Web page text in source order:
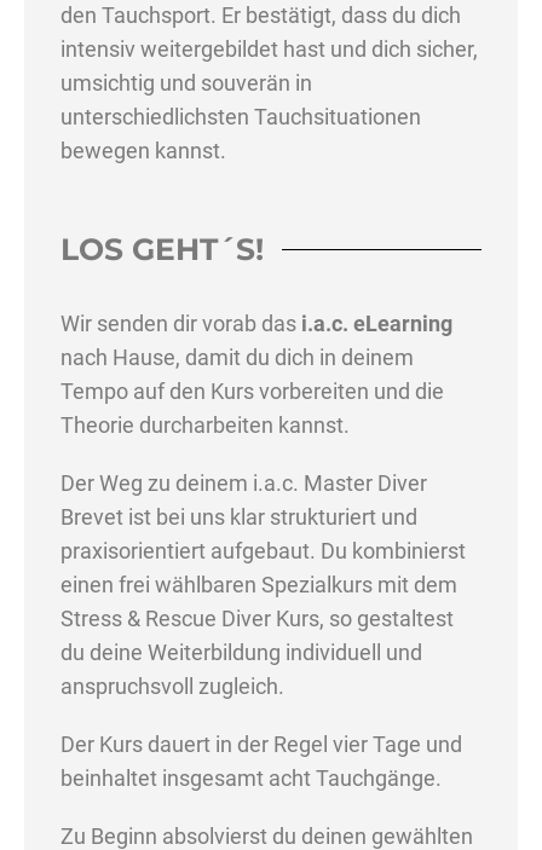
den Tauchsport. Er bestätigt, dass du dich
intensiv weitergebildet hast und dich sicher,
umsichtig und souverän in
unterschiedlichsten Tauchsituationen
bewegen kannst.
LOS GEHT´S!
Wir senden dir vorab das i.a.c. eLearning
nach Hause, damit du dich in deinem
Tempo auf den Kurs vorbereiten und die
Theorie durcharbeiten kannst.
Der Weg zu deinem i.a.c. Master Diver
Brevet ist bei uns klar strukturiert und
praxisorientiert aufgebaut. Du kombinierst
einen frei wählbaren Spezialkurs mit dem
Stress & Rescue Diver Kurs, so gestaltest
du deine Weiterbildung individuell und
anspruchsvoll zugleich.
Der Kurs dauert in der Regel vier Tage und
beinhaltet insgesamt acht Tauchgänge.
Zu Beginn absolvierst du deinen gewählten